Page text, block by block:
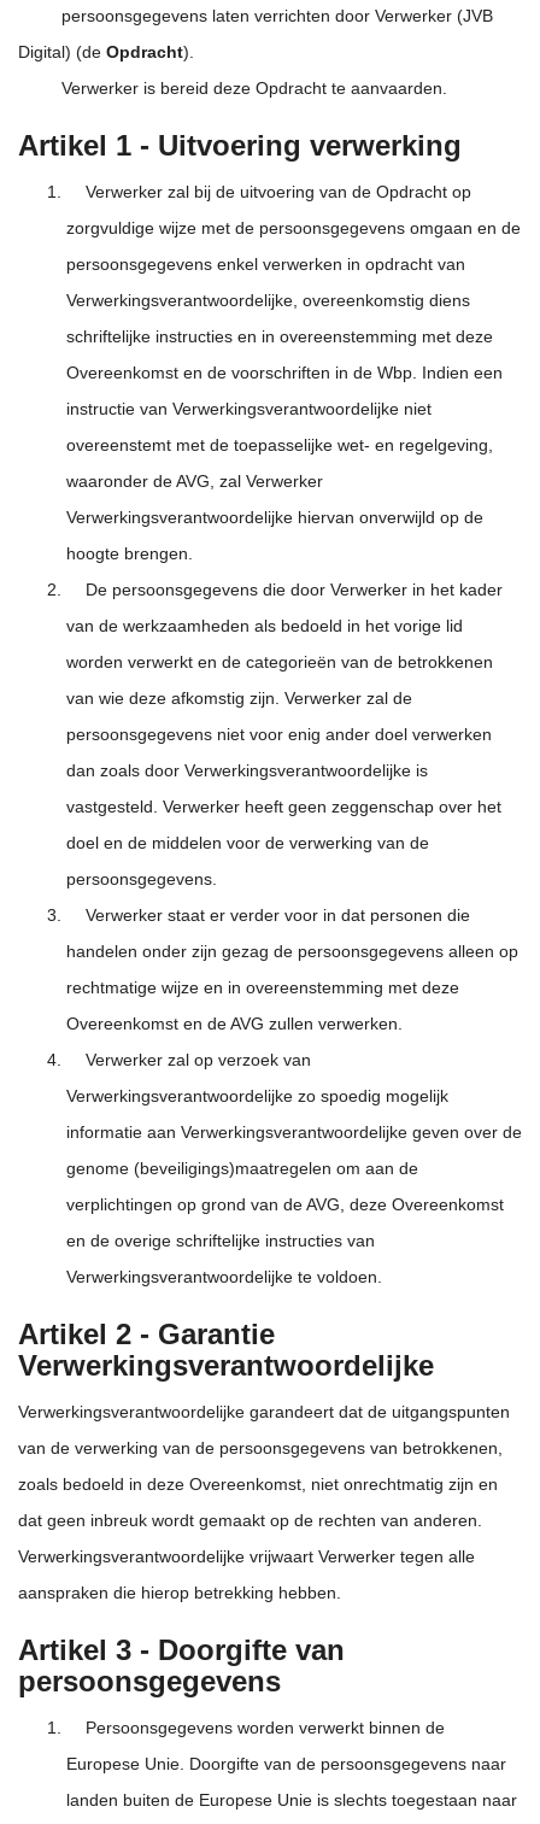
persoonsgegevens laten verrichten door Verwerker (JVB
Digital) (de Opdracht).
Verwerker is bereid deze Opdracht te aanvaarden.
Artikel 1 - Uitvoering verwerking
Verwerker zal bij de uitvoering van de Opdracht op
zorgvuldige wijze met de persoonsgegevens omgaan en de
persoonsgegevens enkel verwerken in opdracht van
Verwerkingsverantwoordelijke, overeenkomstig diens
schriftelijke instructies en in overeenstemming met deze
Overeenkomst en de voorschriften in de Wbp. Indien een
instructie van Verwerkingsverantwoordelijke niet
overeenstemt met de toepasselijke wet- en regelgeving,
waaronder de AVG, zal Verwerker
Verwerkingsverantwoordelijke hiervan onverwijld op de
hoogte brengen.
De persoonsgegevens die door Verwerker in het kader
van de werkzaamheden als bedoeld in het vorige lid
worden verwerkt en de categorieën van de betrokkenen
van wie deze afkomstig zijn. Verwerker zal de
persoonsgegevens niet voor enig ander doel verwerken
dan zoals door Verwerkingsverantwoordelijke is
vastgesteld. Verwerker heeft geen zeggenschap over het
doel en de middelen voor de verwerking van de
persoonsgegevens.
Verwerker staat er verder voor in dat personen die
handelen onder zijn gezag de persoonsgegevens alleen op
rechtmatige wijze en in overeenstemming met deze
Overeenkomst en de AVG zullen verwerken.
Verwerker zal op verzoek van
Verwerkingsverantwoordelijke zo spoedig mogelijk
informatie aan Verwerkingsverantwoordelijke geven over de
genome (beveiligings)maatregelen om aan de
verplichtingen op grond van de AVG, deze Overeenkomst
en de overige schriftelijke instructies van
Verwerkingsverantwoordelijke te voldoen.
Artikel 2 - Garantie
Verwerkingsverantwoordelijke
Verwerkingsverantwoordelijke garandeert dat de uitgangspunten
van de verwerking van de persoonsgegevens van betrokkenen,
zoals bedoeld in deze Overeenkomst, niet onrechtmatig zijn en
dat geen inbreuk wordt gemaakt op de rechten van anderen.
Verwerkingsverantwoordelijke vrijwaart Verwerker tegen alle
aanspraken die hierop betrekking hebben.
Artikel 3 - Doorgifte van
persoonsgegevens
Persoonsgegevens worden verwerkt binnen de
Europese Unie. Doorgifte van de persoonsgegevens naar
landen buiten de Europese Unie is slechts toegestaan naar